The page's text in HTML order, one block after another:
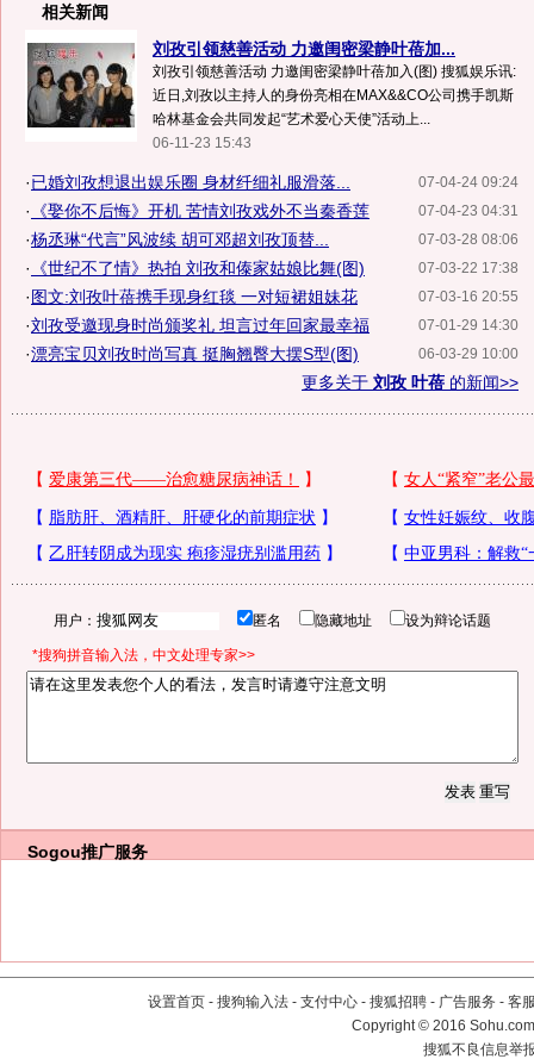
相关新闻
刘孜引领慈善活动 力邀闺密梁静叶蓓加...
刘孜引领慈善活动 力邀闺密梁静叶蓓加入(图) 搜狐娱乐讯:
近日,刘孜以主持人的身份亮相在MAX&&CO公司携手凯斯
哈林基金会共同发起“艺术爱心天使”活动上...
06-11-23 15:43
07-04-24 09:24
·已婚刘孜想退出娱乐圈 身材纤细礼服滑落...
07-04-23 04:31
· 《娶你不后悔》开机 苦情刘孜戏外不当秦香莲
07-03-28 08:06
·杨丞琳“代言”风波续 胡可邓超刘孜顶替...
07-03-22 17:38
· 《世纪不了情》热拍 刘孜和傣家姑娘比舞(图)
07-03-16 20:55
·图文:刘孜叶蓓携手现身红毯 一对短裙姐妹花
07-01-29 14:30
·刘孜受邀现身时尚颁奖礼 坦言过年回家最幸福
06-03-29 10:00
·漂亮宝贝刘孜时尚写真 挺胸翘臀大摆S型(图)
更多关于 刘孜 叶蓓 的新闻>>
用户： 匿名 隐藏地址 设为辩论话题
*搜狗拼音输入法，中文处理专家>>
Sogou推广服务
设置首页 - 搜狗输入法 - 支付中心 - 搜狐招聘 - 广告服务 - 客
Copyright©2016
搜狐不良信息举